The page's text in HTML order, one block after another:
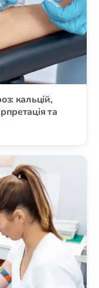
кальцій,
та